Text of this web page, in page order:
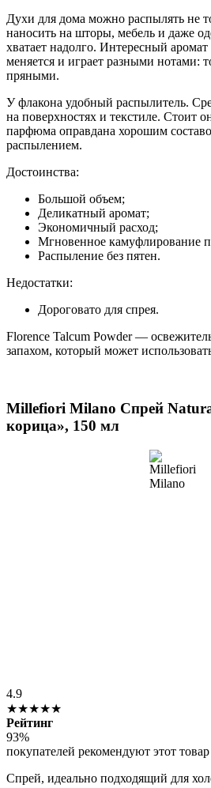
Духи для дома можно распылять не
наносить на шторы, мебель и даже
хватает надолго. Интересный
меняется и играет разными нотами:
пряными.
У флакона удобный распылитель.
на поверхностях и текстиле. Стоит
парфюма оправдана хорошим
распылением.
Достоинства:
Большой объем;
Деликатный аромат;
Экономичный расход;
Мгновенное камуфлирование
Распыление без пятен.
Недостатки:
Дороговато для спрея.
Florence Talcum Powder —
запахом, который может
Millefiori Milano Спрей
корица», 150 мл
4.9
★★★★★
Рейтинг
93%
покупателей рекомендуют этот товар
Спрей, идеально подходящий для